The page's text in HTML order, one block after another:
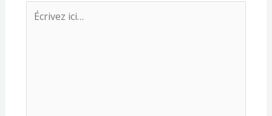
Écrivez
ici…